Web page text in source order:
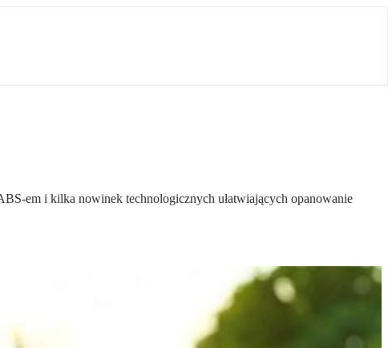
em i kilka nowinek technologicznych ułatwiających opanowanie